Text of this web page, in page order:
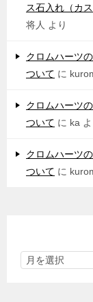
ス石入れ（カ
将人 より
クロムハーツ
ついて に
クロムハーツ
ついて に ka
クロムハーツ
ついて に